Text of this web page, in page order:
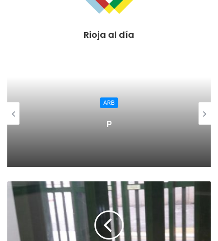
casos (15%) e ingresos en UCI (5%) a fecha 24 de marzo. El
objetivo es dar respuesta a las acciones más urgentes que
cada CCAA tenga que abordar.
Andalucía son las tres que mayores importes recibirán con
respectivamente. En la tabla adjunta se puede ver la
distribución completa.
Además, como se recordará, se ha reforzado el equipo
Rioja al día
ARB
p